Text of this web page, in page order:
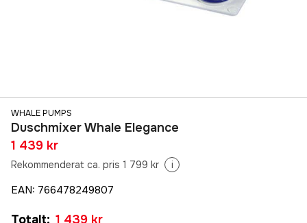
WHALE PUMPS
Duschmixer Whale Elegance
1 439 kr
Rekommenderat ca. pris 1 799 kr i
EAN: 766478249807
Totalt: 1 439 kr